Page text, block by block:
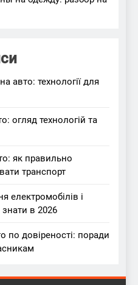
авто: технології для
огляд технологій та
як правильно
транспорт
електромобілів і
знати в 2026
по довіреності: поради